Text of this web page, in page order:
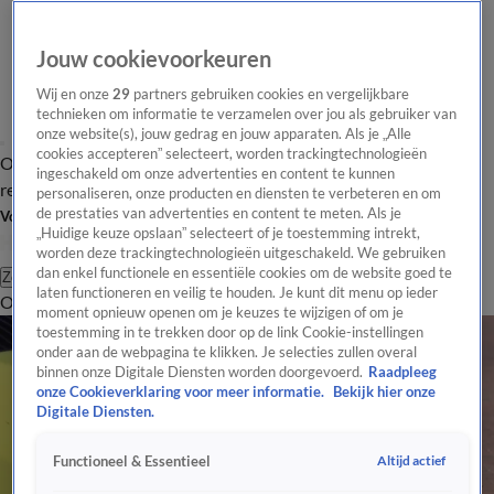
Overzicht Laatste nieuws Regionieuws Het beste van Hart
Tip de
redactie
Volg Hart van Nederland
Zoeken
OverzichtRegioUitzendingenWeerTip de redactiePanelVideo's
Jouw cookievoorkeuren
Wij en onze29 partners gebruiken cookies en vergelijkbare
technieken om informatie te verzamelen over jou als gebruiker van
onze website(s), jouw gedrag en jouw apparaten. Als je „Alle
cookies accepteren” selecteert, worden trackingtechnologieën
ingeschakeld om onze advertenties en content te kunnen
personaliseren, onze producten en diensten te verbeteren en om
de prestaties van advertenties en content te meten. Als je
„Huidige keuze opslaan” selecteert of je toestemming intrekt,
worden deze trackingtechnologieën uitgeschakeld. We gebruiken
dan enkel functionele en essentiële cookies om de website goed te
laten functioneren en veilig te houden. Je kunt dit menu op ieder
moment opnieuw openen om je keuzes te wijzigen of om je
toestemming in te trekken door op de link Cookie-instellingen
onder aan de webpagina te klikken. Je selecties zullen overal
binnen onze Digitale Diensten worden doorgevoerd. Raadpleeg
onze Cookieverklaring voor meer informatie.
Bekijk hier onze
Digitale Diensten.
Functioneel & Essentieel Altijd actief